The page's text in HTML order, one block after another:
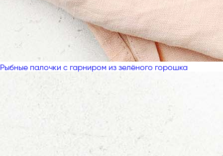
Рыбные палочки с гарниром из зелёного горошка